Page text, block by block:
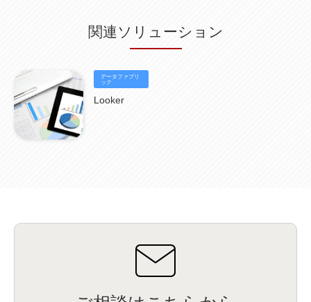
関連ソリューション
データファブリ
ック
Looker